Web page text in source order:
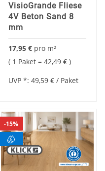
VisioGrande Fliese
4V Beton Sand 8
mm
17,95 € pro m²
1 Paket = 42,49 €
UVP *: 49,59 € / Paket
15%